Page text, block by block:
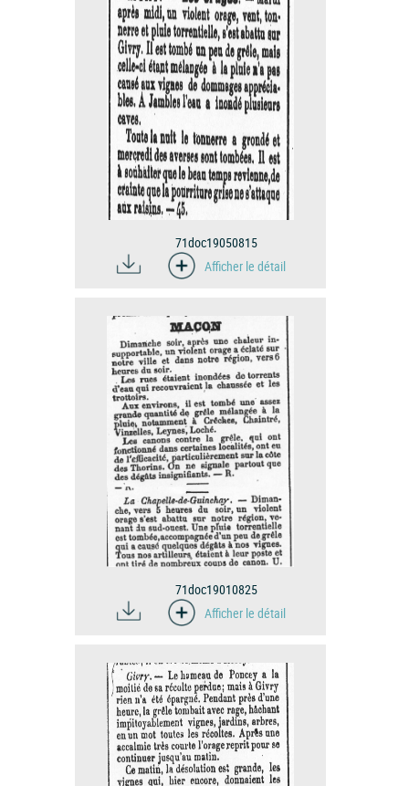
71doc19050815
Afficher le détail
71doc19010825
Afficher le détail